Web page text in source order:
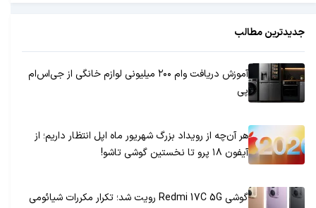
جدیدترین مطالب
آموزش دریافت وام ۲۰۰ میلیونی لوازم خانگی از جی‌اس‌ام
پی
هر آن‌چه از رویداد بزرگ شهریور ماه اپل انتظار داریم؛ از
آیفون ۱۸ پرو تا نخستین گوشی تاشو!
گوشی Redmi 17C 5G رویت شد؛ تکرار مکررات شیائومی